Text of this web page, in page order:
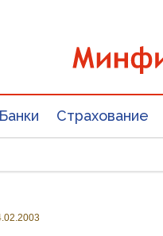
Банки Страхование